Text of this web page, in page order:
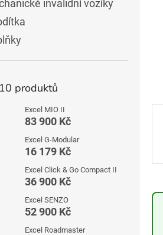
invalidní vozíky
produktů
Excel MIO II
83 900 Kč
Excel G-Modular
16 179 Kč
Excel Click & Go Compact II
36 900 Kč
Excel SENZO
52 900 Kč
Excel Roadmaster